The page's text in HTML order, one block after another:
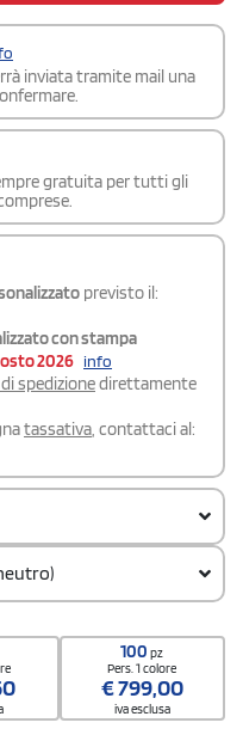
inviata tramite mail una
gratuita per tutti gli
previsto il:
con stampa
2026 info
spedizionedirettamente
tassativa, contattaci al:
100pz
Pers. 1 colore
€799,00
iva esclusa